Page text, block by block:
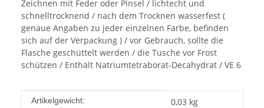
Zeichnen mit Feder oder Pinsel / lichtecht und
schnelltrocknend / nach dem Trocknen wasserfest (
genaue Angaben zu jeder einzelnen Farbe, befinden
sich auf der Verpackung ) / vor Gebrauch, sollte die
Flasche geschüttelt werden / die Tusche vor Frost
schützen / Enthält Natriumtetraborat-Decahydrat / VE 6
Produkteigenschaft
Wert
Artikelgewicht: 0,03 kg